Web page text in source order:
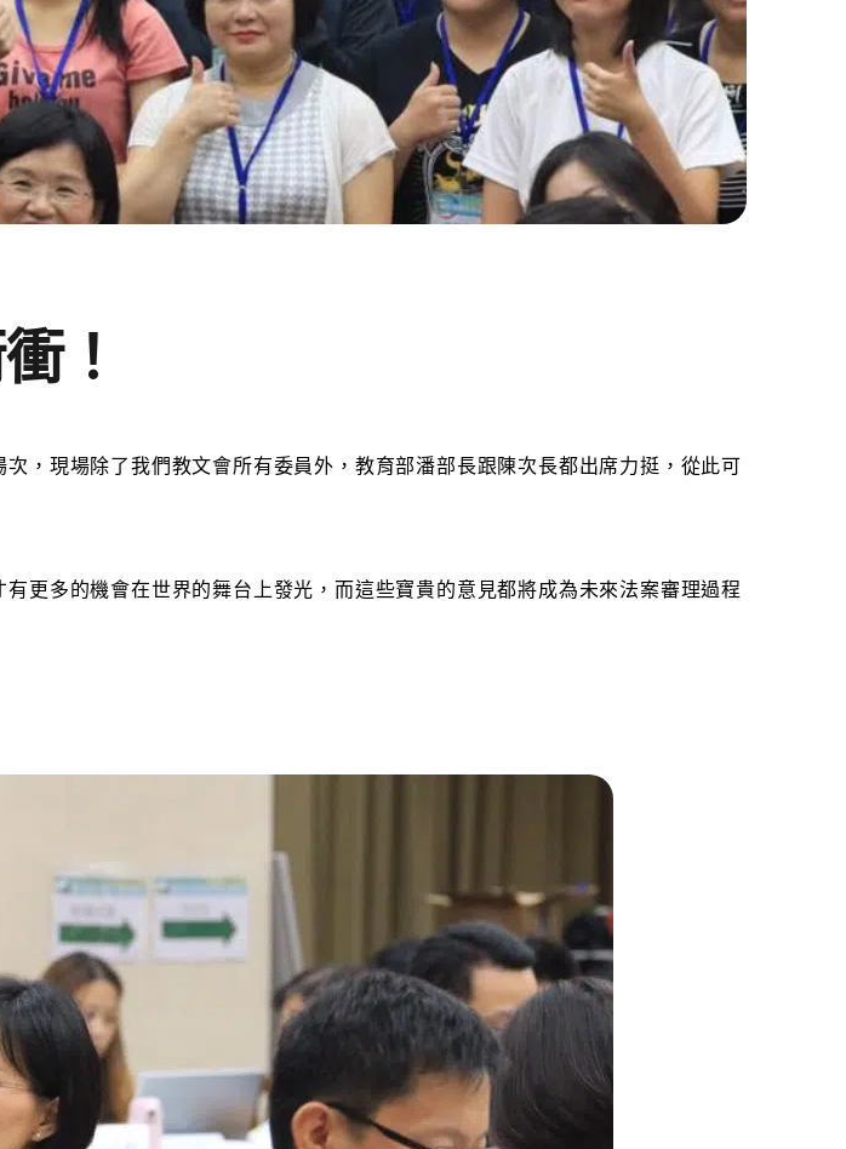
！
，現場除了我們教文會所有委員外，教育部潘部長跟陳次長都出席力挺，從此可
更多的機會在世界的舞台上發光，而這些寶貴的意見都將成為未來法案審理過程